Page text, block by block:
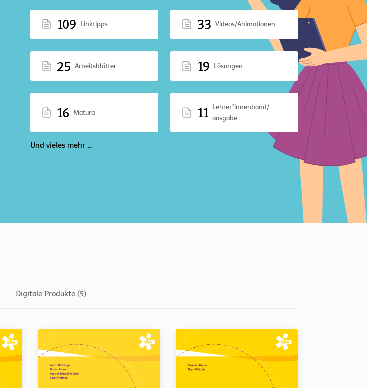
109 Linktipps 33 Videos/Animationen
25 Arbeitsblätter 19 Lösungen
16 Matura 11 Lehrer*innenband/-
ausgabe
Und vieles mehr ...
Digitale Produkte (5)